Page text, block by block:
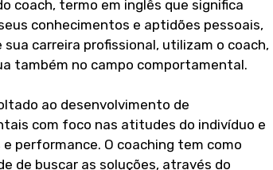
coach, termo em inglês que significa
conhecimentos e aptidões pessoais,
carreira profissional, utilizam o coach,
também no campo comportamental.
ao desenvolvimento de
com foco nas atitudes do indivíduo e
performance. O coaching tem como
de buscar as soluções, através do